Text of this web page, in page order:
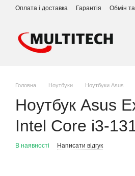
Перейти до основного контенту
Оплата і доставка Гарантія Обмін
Головна Ноутбуки Ноутбуки Asus
Ноутбук Asus
Intel Core i3-
В наявності Написати відгук